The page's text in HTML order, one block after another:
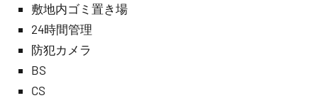
敷地内ゴミ置き場
24時間管理
防犯カメラ
BS
CS